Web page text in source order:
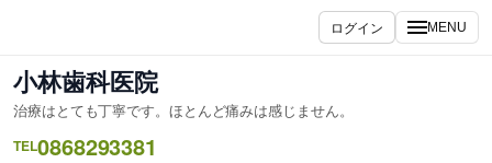
ス
キ
ッ
ログイン MENU
小林歯科医院
治療はとても丁寧です。ほとんど痛みは感じません。
TEL0868293381